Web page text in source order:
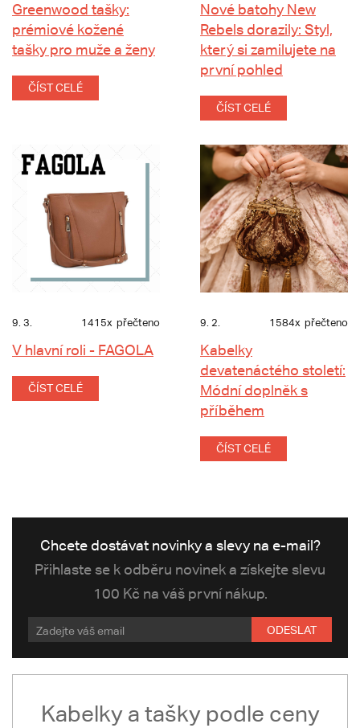
Greenwood tašky:
prémiové kožené
tašky pro muže a ženy
ČÍST CELÉ
Nové batohy New
Rebels dorazily: Styl,
který si zamilujete na
první pohled
ČÍST CELÉ
9. 3. 1415x přečteno
V hlavní roli - FAGOLA
ČÍST CELÉ
9. 2. 1584x přečteno
Kabelky
devatenáctého století:
Módní doplněk s
příběhem
ČÍST CELÉ
Chcete dostávat novinky a slevy na e-mail?
Přihlaste se k odběru novinek a získejte slevu
100 Kč na váš první nákup.
ODESLAT
Kabelky a tašky podle ceny